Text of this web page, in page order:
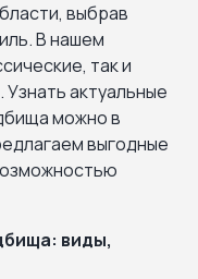
выбрав
В нашем
так и
актуальные
можно в
выгодные
виды,